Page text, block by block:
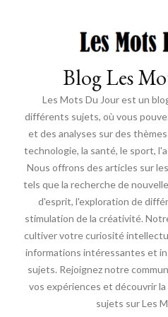
Blog Les
Les Mots Du Jour est un
différents sujets, où vous
et des analyses sur des
technologie, la santé, le sport,
Nous offrons des articles sur
tels que la recherche de
d'esprit, l'exploration de
stimulation de la créativité.
cultiver votre curiosité
informations intéressantes et
sujets. Rejoignez notre
vos expériences et découvrir
sujets sur Les